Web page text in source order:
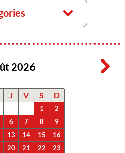
2026
J V S D
1
2
6 7 8
9
13 14 15
16
20 21 22
23